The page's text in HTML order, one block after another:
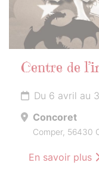
Centre de
Du 6 avril au
Concoret
Comper, 56430
En savoir plus